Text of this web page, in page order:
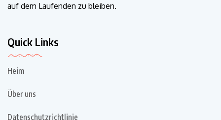
auf dem Laufenden zu bleiben.
Quick Links
Heim
Über uns
Datenschutzrichtlinie